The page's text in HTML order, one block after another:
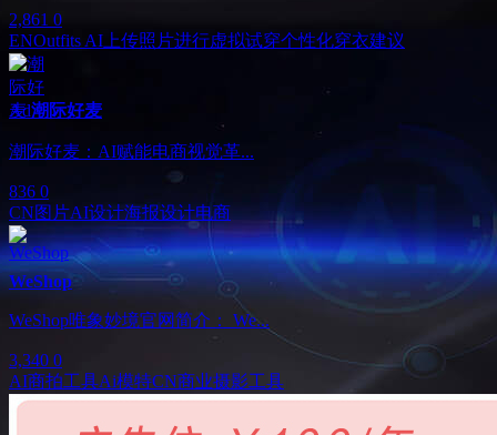
2,861 0
ENOutfits AI 上传照片进行虚拟试穿个性化穿衣建议
Ad潮际好麦
潮际好麦：AI赋能电商视觉革...
836 0
CN图片AI设计海报设计电商
WeShop
WeShop唯象妙境官网简介： We...
3,340 0
AI商拍工具Ai模特CN商业摄影工具